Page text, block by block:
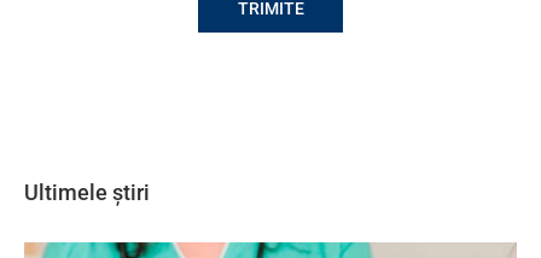
Ultimele știri